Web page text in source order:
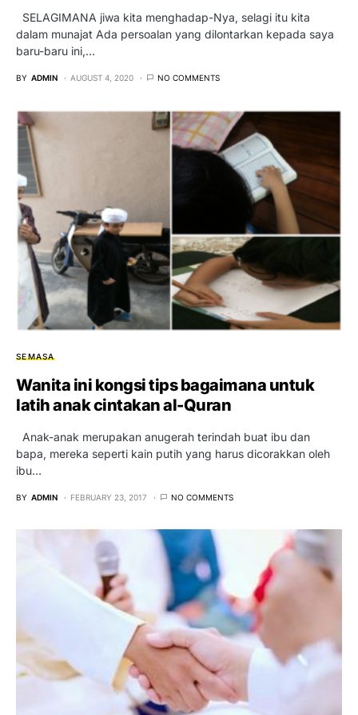
SELAGIMANA jiwa kita menghadap-Nya, selagi itu kita
dalam munajat Ada persoalan yang dilontarkan kepada saya
baru-baru ini,…
BY ADMIN AUGUST 4, 2020 NO COMMENTS
SEMASA
Wanita ini kongsi tips bagaimana untuk
latih anak cintakan al-Quran
Anak-anak merupakan anugerah terindah buat ibu dan
bapa, mereka seperti kain putih yang harus dicorakkan oleh
ibu…
BY ADMIN FEBRUARY 23, 2017 NO COMMENTS